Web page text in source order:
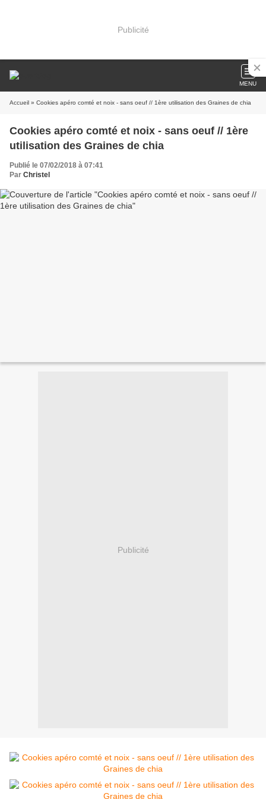
Publicité
MENU
Accueil » Cookies apéro comté et noix - sans oeuf // 1ère utilisation des Graines de chia
Cookies apéro comté et noix - sans oeuf // 1ère
utilisation des Graines de chia
Publié le 07/02/2018 à 07:41
Par Christel
Publicité